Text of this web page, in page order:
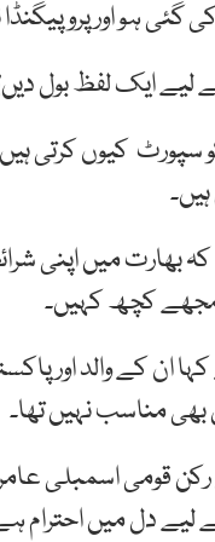
ہو اور پروپیگنڈا
ایک لفظ بول
کیوں کرتی
کہ بھارت میں اپنی
کچھ کہیں۔
ان کے والد اور
مناسب نہیں تھا۔
قومی اسمبلی
لیے دل میں احترام